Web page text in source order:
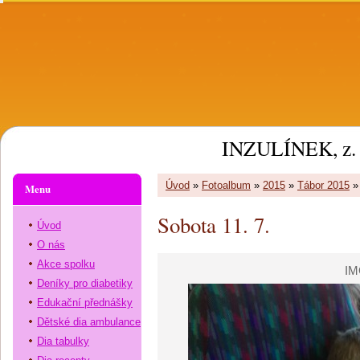
INZULÍNEK, z.
Úvod » Fotoalbum » 2015 » Tábor 2015
Sobota 11. 7.
Menu
Úvod
O nás
Akce spolku
Deníky pro diabetiky
Edukační přednášky
Dětské dia ambulance
Dia tabulky